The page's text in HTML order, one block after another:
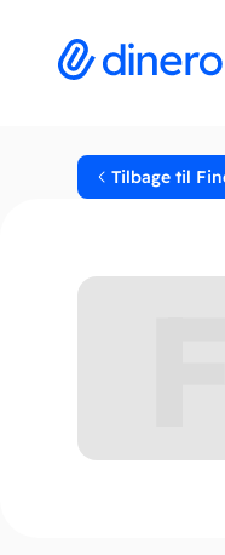
Tilbage til